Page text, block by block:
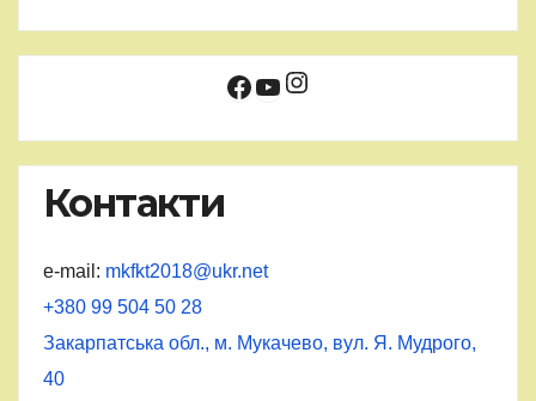
Facebook
YouTube
Instagram
Контакти
e-mail: mkfkt2018@ukr.net
+380 99 504 50 28
Закарпатська обл., м. Мукачево, вул. Я. Мудрого,
40